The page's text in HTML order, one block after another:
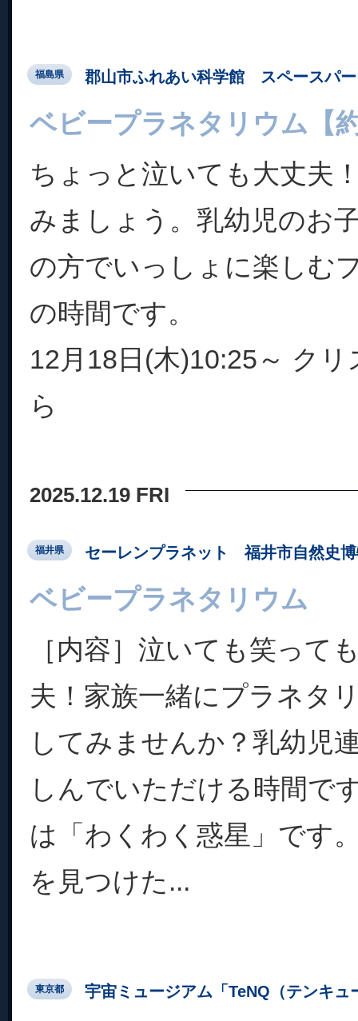
福島県 郡山市ふれあい科学館 スペースパ
ベビープラネタリウム【
ちょっと泣いても大丈夫
みましょう。乳幼児のお
の方でいっしょに楽しむ
の時間です。
12月18日(木)10:25～ ク
ら
2025.12.19 FRI
福井県 セーレンプラネット 福井市自然史
ベビープラネタリウム
［内容］泣いても笑って
夫！家族一緒にプラネタ
してみませんか？乳幼児
しんでいただける時間で
は「わくわく惑星」です
を見つけた...
東京都 宇宙ミュージアム「TeNQ（テンキュ